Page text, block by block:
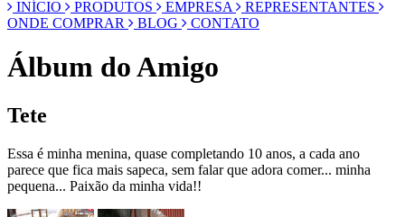
INÍCIO PRODUTOS EMPRESA
REPRESENTANTES
ONDE COMPRAR
BLOG CONTATO
Álbum do Amigo
Tete
Essa é minha menina, quase completando 10 anos, a cada ano
parece que fica mais sapeca, sem falar que adora comer... minha
pequena... Paixão da minha vida!!